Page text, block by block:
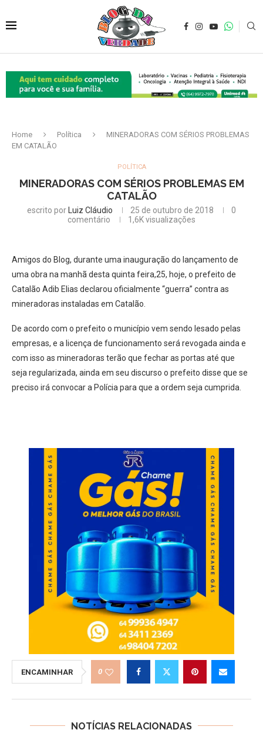
Home Política
MINERADORAS COM SÉRIOS PROBLEMAS
EM CATALÃO
POLÍTICA
MINERADORAS COM SÉRIOS PROBLEMAS EM
CATALÃO
escrito por Luiz Cláudio 25 de outubro de 2018
0
comentário
1,6Kvisualizações
Amigos do Blog, durante uma inauguração do lançamento de
uma obra na manhã desta quinta feira,25, hoje, o prefeito de
Catalão Adib Elias declarou oficialmente “guerra” contra as
mineradoras instaladas em Catalão.
De acordo com o prefeito o município vem sendo lesado pelas
empresas, e a licença de funcionamento será revogada ainda e
com isso as mineradoras terão que fechar as portas até que
seja regularizada, ainda em seu discurso o prefeito disse que se
preciso irá convocar a Polícia para que a ordem seja cumprida.
ENCAMINHAR 0
NOTÍCIAS RELACIONADAS